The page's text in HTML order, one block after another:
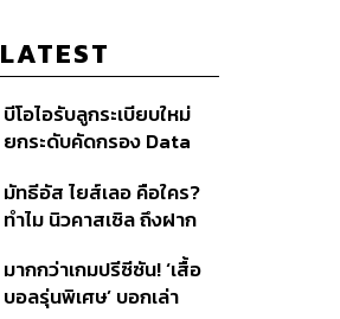
LATEST
บีโอไอรับลูกระเบียบใหม่
ยกระดับคัดกรอง Data
ไฟ-น้ำอัตราพิเศษ พร้อม
กางแผนยึดประโยชน์
มัทธีอัส ไยส์เลอ คือใคร?
ทำไม นิวคาสเซิล ถึงฝาก
มากกว่าเกมปรีซีซัน! ‘เสื้อ
บอลรุ่นพิเศษ’ บอกเล่า